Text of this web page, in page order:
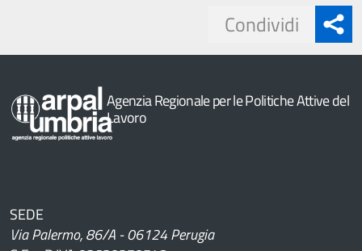
button
Condividi
Agenzia Regionale per le Politiche Attive del
Lavoro
SEDE
Via Palermo, 86/A - 06124 Perugia